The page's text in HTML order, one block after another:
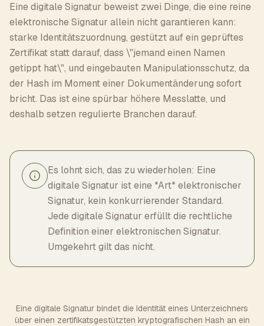
Eine digitale Signatur beweist zwei Dinge, die eine reine
elektronische Signatur allein nicht garantieren kann:
starke Identitätszuordnung, gestützt auf ein geprüftes
Zertifikat statt darauf, dass \"jemand einen Namen
getippt hat\", und eingebauten Manipulationsschutz, da
der Hash im Moment einer Dokumentänderung sofort
bricht. Das ist eine spürbar höhere Messlatte, und
deshalb setzen regulierte Branchen darauf.
Es lohnt sich, das zu wiederholen: Eine
digitale Signatur ist eine *Art* elektronischer
Signatur, kein konkurrierender Standard.
Jede digitale Signatur erfüllt die rechtliche
Definition einer elektronischen Signatur.
Umgekehrt gilt das nicht.
Eine digitale Signatur bindet die Identität eines Unterzeichners
über einen zertifikatsgestützten kryptografischen Hash an ein